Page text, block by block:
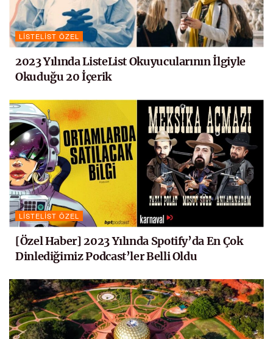
LISTELIST ÖZEL
2023 Yılında ListeList Okuyucularının İlgiyle
Okuduğu 20 İçerik
LISTELIST ÖZEL
[Özel Haber] 2023 Yılında Spotify’da En Çok
Dinlediğimiz Podcast’ler Belli Oldu